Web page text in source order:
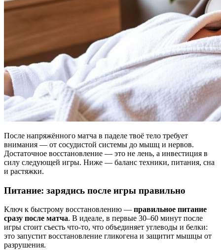
После напряжённого матча в паделе твоё тело требует
внимания — от сосудистой системы до мышц и нервов.
Достаточное восстановление — это не лень, а инвестиция в
силу следующей игры. Ниже — баланс техники, питания, сна
и растяжки.
Питание: зарядись после игры правильно
Ключ к быстрому восстановлению — правильное питание
сразу после матча. В идеале, в первые 30–60 минут после
игры стоит съесть что-то, что объединяет углеводы и белки:
это запустит восстановление гликогена и защитит мышцы от
разрушения.